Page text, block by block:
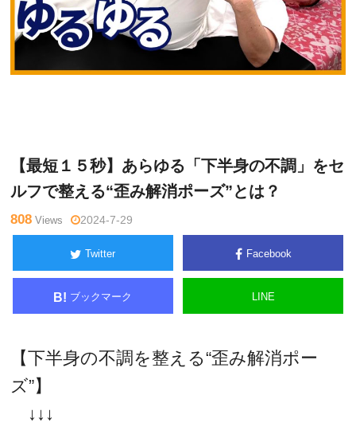
【最短１５秒】あらゆる「下半身の不調」をセ
ルフで整える“歪み解消ポーズ”とは？
808 Views 2024-7-29
Twitter Facebook
B! ブックマーク LINE
【下半身の不調を整える“歪み解消ポー
ズ”】
↓↓↓